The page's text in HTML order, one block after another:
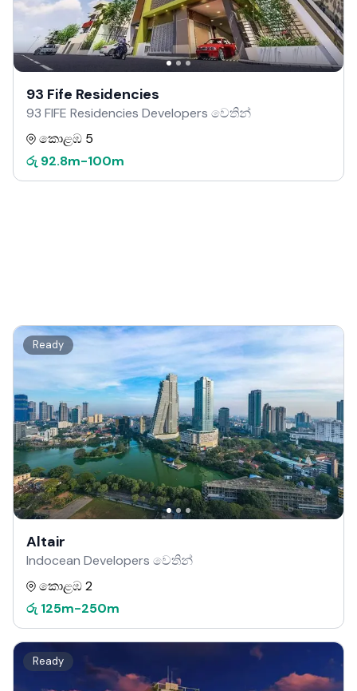
93 Fife Residencies
93 FIFE Residencies Developers වෙතින්
කොළඹ 5
රු 92.8m-100m
Ready
Altair
Indocean Developers වෙතින්
කොළඹ 2
රු 125m-250m
Ready